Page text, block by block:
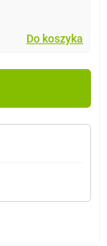
Do koszyka